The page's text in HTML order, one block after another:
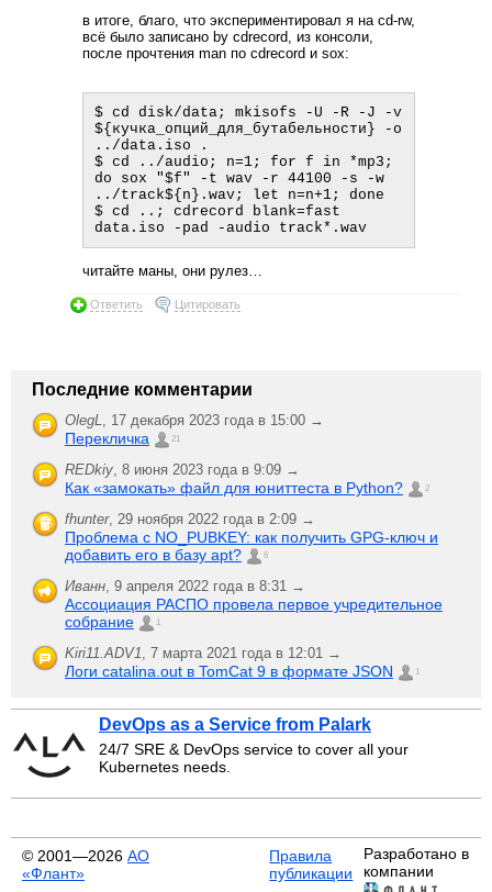
в итоге, благо, что экспериментировал я на cd-rw,
всё было записано by cdrecord, из консоли,
после прочтения man по cdrecord и sox:
$ cd disk/data; mkisofs -U -R -J -v
${кучка_опций_для_бутабельности} -o
../data.iso .
$ cd ../audio; n=1; for f in *mp3;
do sox "$f" -t wav -r 44100 -s -w
../track${n}.wav; let n=n+1; done
$ cd ..; cdrecord blank=fast
читайте маны, они рулез…
Ответить Цитировать
Последние комментарии
OlegL 17 декабря 2023 года в 15:00 →
Перекличка 21
REDkiy 8 июня 2023 года в 9:09 →
Как «замокать» файл для юниттеста в Python? 2
fhunter, 29 ноября 2022 года в 2:09 →
Проблема с NO_PUBKEY: как получить GPG-ключ и
добавить его в базу apt?
6
Иванн 9 апреля 2022 года в 8:31 →
Ассоциация РАСПО провела первое учредительное
собрание
1
Kiri11.ADV1 7 марта 2021 года в 12:01 →
Логи catalina.out в TomCat 9 в формате JSON 1
DevOps as a Service from Palark
24/7 SRE & DevOps service to cover all your
Kubernetes needs.
© 2001—2026 АО
«Флант»
Правила
публикации
Разработано в
компании